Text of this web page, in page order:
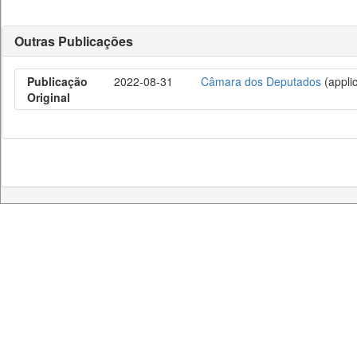
Outras Publicações
Publicação
Original
2022-08-31 Câmara dos Deputados